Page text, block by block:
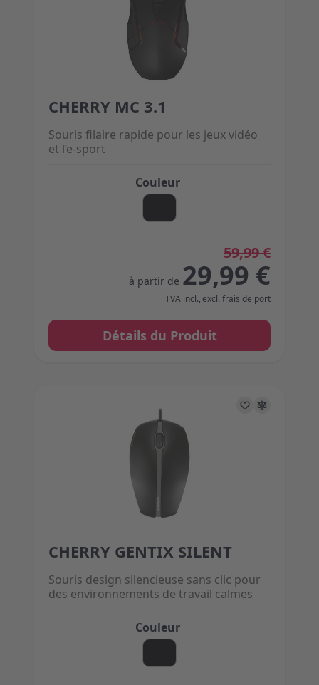
Couleur
Souris filaire rapide pour les jeux vidéo
et l’e-sport
The price depends on the options chosen on the
CHERRY MC 3.1
59,99 €
à partir de 29,99 €
TVA incl., excl. frais de port
Détails du Produit
Couleur
Souris design silencieuse sans clic pour
des environnements de travail calmes
The price depends on the options chosen on the
CHERRY GENTIX SILENT